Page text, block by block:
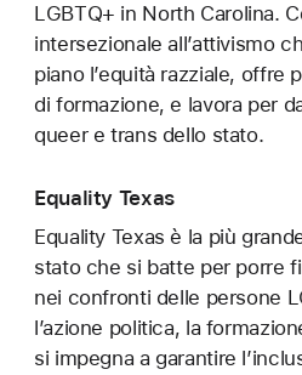
LGBTQ+ in North Carolina.
intersezionale all’attivismo
piano l’equità razziale, offre
di formazione, e lavora per
queer e trans dello stato.
Equality Texas
Equality Texas è la più
stato che si batte per porre
nei confronti delle persone
l’azione politica, la
si impegna a garantire